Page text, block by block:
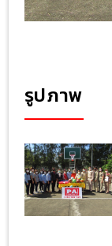
รูปภาพ